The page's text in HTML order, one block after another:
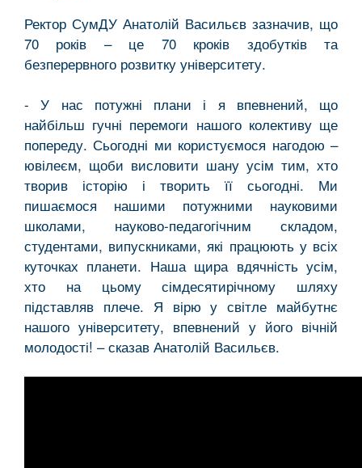
Ректор СумДУ Анатолій Васильєв зазначив, що
70 років – це 70 кроків здобутків та
безперервного розвитку університету.
- У нас потужні плани і я впевнений, що
найбільш гучні перемоги нашого колективу ще
попереду. Сьогодні ми користуємося нагодою –
ювілеєм, щоби висловити шану усім тим, хто
творив історію і творить її сьогодні. Ми
пишаємося нашими потужними науковими
школами, науково-педагогічним складом,
студентами, випускниками, які працюють у всіх
куточках планети. Наша щира вдячність усім,
хто на цьому сімдесятирічному шляху
підставляв плече. Я вірю у світле майбутнє
нашого університету, впевнений у його вічній
молодості! – сказав Анатолій Васильєв.